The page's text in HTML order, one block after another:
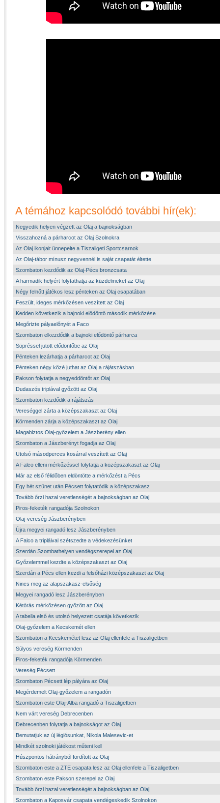
A témához kapcsolódó további hír(ek):
Negyedik helyen végzett az Olaj a bajnokságban
Visszahozná a párharcot az Olaj Szolnokra
Az Olaj ikonjait ünnepelte a Tiszaligeti Sportcsarnok
Az Olaj-tábor mínusz negyvennél is saját csapatát éltette
Szombaton kezdődik az Olaj-Pécs bronzcsata
A harmadik helyért folytathatja az küzdelmeket az Olaj
Négy felnőtt játékos lesz pénteken az Olaj csapatában
Feszült, ideges mérkőzésen veszített az Olaj
Kedden következik a bajnoki elődöntő második mérkőzése
Megőrizte pályaelőnyét a Faco
Szombaton elkezdődik a bajnoki elődöntő párharca
Söpréssel jutott elődöntőbe az Olaj
Pénteken lezárhatja a párharcot az Olaj
Pénteken négy közé juthat az Olaj a rájátszásban
Pakson folytatja a negyeddöntőt az Olaj
Dudaszós triplával győzött az Olaj
Szombaton kezdődik a rájátszás
Vereséggel zárta a középszakaszt az Olaj
Körmenden zárja a középszakaszt az Olaj
Magabiztos Olaj-győzelem a Jászberény ellen
Szombaton a Jászberényt fogadja az Olaj
Utolsó másodperces kosárral veszített az Olaj
A Falco elleni mérkőzéssel folytatja a középszakaszt az Olaj
Már az első félidőben eldöntötte a mérkőzést a Pécs
Egy hét szünet után Pécsett folytatódik a középszakasz
Tovább őrzi hazai veretlenségét a bajnokságban az Olaj
Piros-feketék rangadója Szolnokon
Olaj-vereség Jászberényben
Újra megyei rangadó lesz Jászberényben
A Falco a tripláival szétszedte a védekezésünket
Szerdán Szombathelyen vendégszerepel az Olaj
Győzelemmel kezdte a középszakaszt az Olaj
Szerdán a Pécs ellen kezdi a felsőházi középszakaszt az Olaj
Nincs meg az alapszakasz-elsőség
Megyei rangadó lesz Jászberényben
Kétórás mérkőzésen győzött az Olaj
A tabella első és utolsó helyezett csatája következik
Olaj-győzelem a Kecskemét ellen
Szombaton a Kecskemétet lesz az Olaj ellenfele a Tiszaligetben
Súlyos vereség Körmenden
Piros-feketék rangadója Körmenden
Vereség Pécsett
Szombaton Pécsett lép pályára az Olaj
Megérdemelt Olaj-győzelem a rangadón
Szombaton este Olaj-Alba rangadó a Tiszaligetben
Nem várt vereség Debrecenben
Debrecenben folytatja a bajnokságot az Olaj
Bemutatjuk az új légiósunkat, Nikola Malesevic-et
Mindkét szolnoki játékost műteni kell
Húszpontos hátrányból fordított az Olaj
Szombaton este a ZTE csapata lesz az Olaj ellenfele a Tiszaligetben
Szombaton este Pakson szerepel az Olaj
Tovább őrzi hazai veretlenségét a bajnokságban az Olaj
Szombaton a Kaposvár csapata vendégeskedik Szolnokon